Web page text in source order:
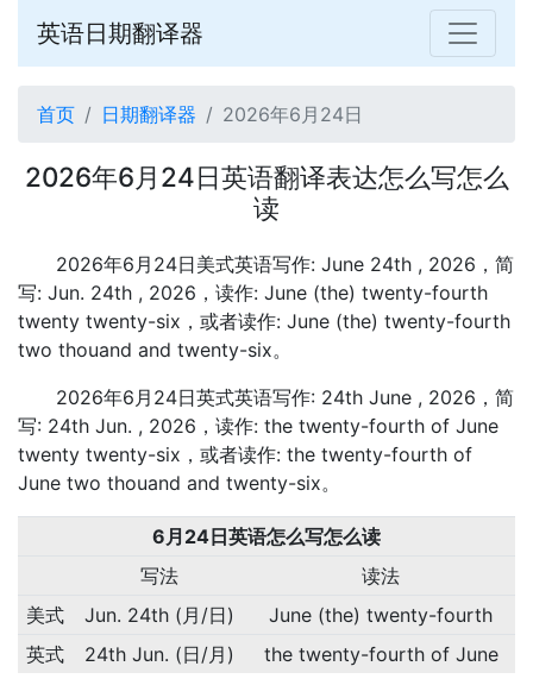
英语日期翻译器
首页 日期翻译器 2026年6月24日
2026年6月24日英语翻译表达怎么写怎么
读
2026年6月24日美式英语写作: June 24th , 2026，简
写: Jun. 24th , 2026，读作: June (the) twenty-fourth
twenty twenty-six，或者读作: June (the) twenty-fourth
two thouand and twenty-six。
2026年6月24日英式英语写作: 24th June , 2026，简
写: 24th Jun. , 2026，读作: the twenty-fourth of June
twenty twenty-six，或者读作: the twenty-fourth of
June two thouand and twenty-six。
6月24日英语怎么写怎么读
写法
读法
美式
Jun. 24th (月/日)
June (the) twenty-fourth
英式
24th Jun. (日/月) the twenty-fourth of June